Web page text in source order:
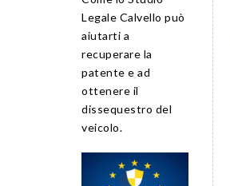
Legale Calvello può
aiutarti a
recuperare la
patente e ad
ottenere il
dissequestro del
veicolo.